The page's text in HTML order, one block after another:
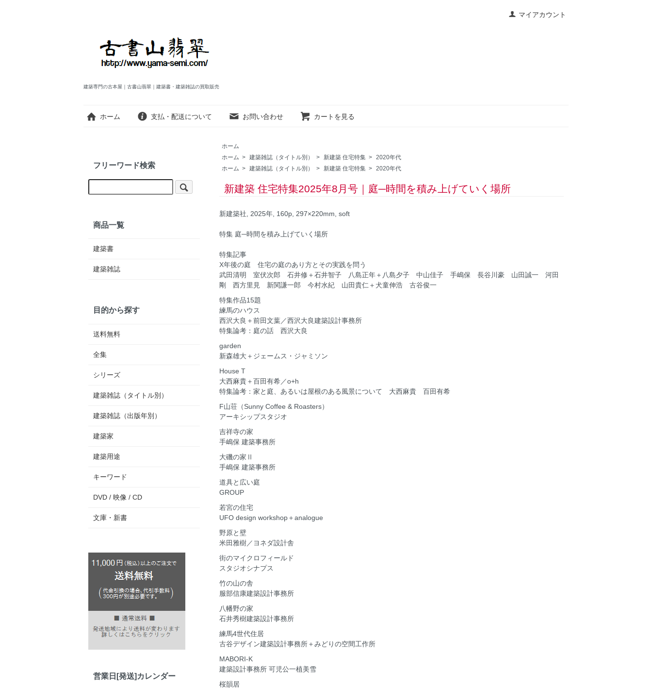
マイアカウント
建築専門の古本屋｜古書山翡翠｜建築書・建築雑誌の買取販売
ホーム 支払・配送について お問い合わせ カートを見る
ホーム
ホーム > 建築雑誌（タイトル別） > 新建築 住宅特集 > 2020年代
ホーム > 建築雑誌（タイトル別） > 新建築 住宅特集 > 2020年代
新建築 住宅特集2025年8月号｜庭─時間を積み上げていく場所
新建築社, 2025年, 160p, 297×220mm, soft
特集 庭─時間を積み上げていく場所
特集記事
X年後の庭 住宅の庭のあり方とその実践を問う
武田清明 室伏次郎 石井修＋石井智子 八島正年＋八島夕子 中山佳子 手嶋保 長谷川豪 山田誠一 河田
剛 西方里見 新関謙一郎 今村水紀 山田貴仁＋犬童伸浩 古谷俊一
特集作品15題
練馬のハウス
西沢大良＋前田文葉／西沢大良建築設計事務所
特集論考：庭の話 西沢大良
garden
新森雄大＋ジェームス・ジャミソン
House T
大西麻貴＋百田有希／o+h
特集論考：家と庭、あるいは屋根のある風景について 大西麻貴 百田有希
F山荘（Sunny Coffee & Roasters）
アーキシップスタジオ
吉祥寺の家
手嶋保 建築事務所
大磯の家Ⅱ
手嶋保 建築事務所
道具と広い庭
GROUP
若宮の住宅
UFO design workshop＋analogue
野原と壁
米田雅樹／ヨネダ設計舎
街のマイクロフィールド
スタジオシナプス
竹の山の舎
服部信康建築設計事務所
八幡野の家
石井秀樹建築設計事務所
練馬4世代住居
古谷デザイン建築設計事務所＋みどりの空間工作所
MABORI-K
建築設計事務所 可児公一植美雪
桜韻居
フリーワード検索
商品一覧
建築書
建築雑誌
目的から探す
送料無料
全集
シリーズ
建築雑誌（タイトル別）
建築雑誌（出版年別）
建築家
建築用途
キーワード
DVD / 映像 / CD
文庫・新書
営業日[発送]カレンダー